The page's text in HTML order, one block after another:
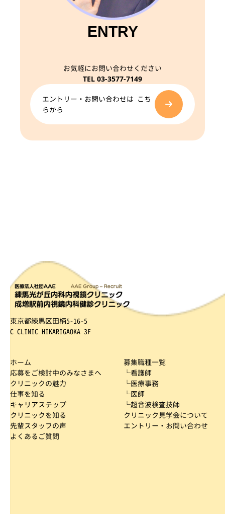
ENTRY
お気軽にお問い合わせください
TEL 03-3577-7149
エントリー・お問い合わせは こち
らから
東京都練馬区田柄5-16-5
C CLINIC HIKARIGAOKA 3F
ホーム
応募をご検討中のみなさまへ
クリニックの魅力
仕事を知る
キャリアステップ
クリニックを知る
先輩スタッフの声
よくあるご質問
募集職種一覧
└看護師
└医療事務
└医師
└超音波検査技師
クリニック見学会について
エントリー・お問い合わせ